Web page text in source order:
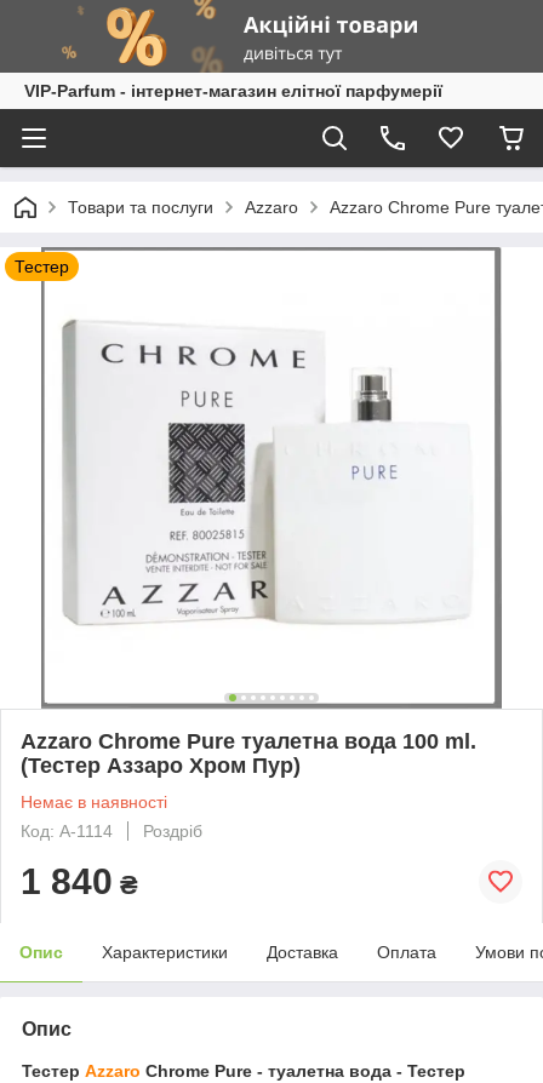
VIP-Parfum - інтернет-магазин елітної парфумерії
Товари та послуги Azzaro Azzaro Chrome Pure
Тестер
Azzaro Chrome Pure туалетна вода 100 ml.
(Тестер Аззаро Хром Пур)
Немає в наявності
Код: A-1114
Роздріб
1 840 ₴
Опис Характеристики Доставка Оплата Умови
Опис
Тестер Azzaro Chrome Pure - туалетна вода - Тестер